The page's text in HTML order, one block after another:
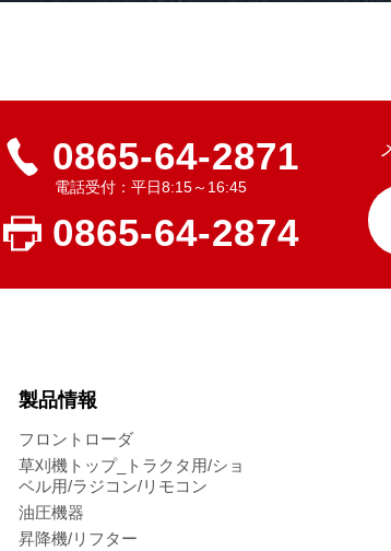
0865-64-2871
電話受付：平日8:15～16:45
0865-64-2874
製品情報
フロントローダ
草刈機トップ_トラクタ用/ショ
ベル用/ラジコン/リモコン
油圧機器
昇降機/リフター